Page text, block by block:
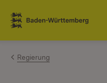
Zum Inhalt springen
Link zur Startseite
Regierung